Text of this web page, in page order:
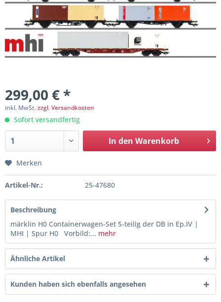
299,00 € *
inkl. MwSt.zzgl. Versandkosten
Sofort versandfertig
In den Warenkorb
Merken
Artikel-Nr.: 25-47680
Beschreibung
märklin H0 Containerwagen-Set 5-teilig der DB in Ep.IV |
MHI | Spur H0 Vorbild:... mehr
Ähnliche Artikel
Kunden haben sich ebenfalls angesehen